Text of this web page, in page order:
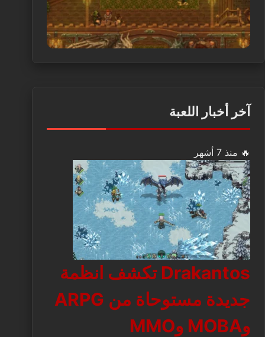
آخر أخبار اللعبة
🔥 منذ 7 أشهر
Drakantos تكشف انظمة
جديدة مستوحاة من ARPG
وMOBA وMMO